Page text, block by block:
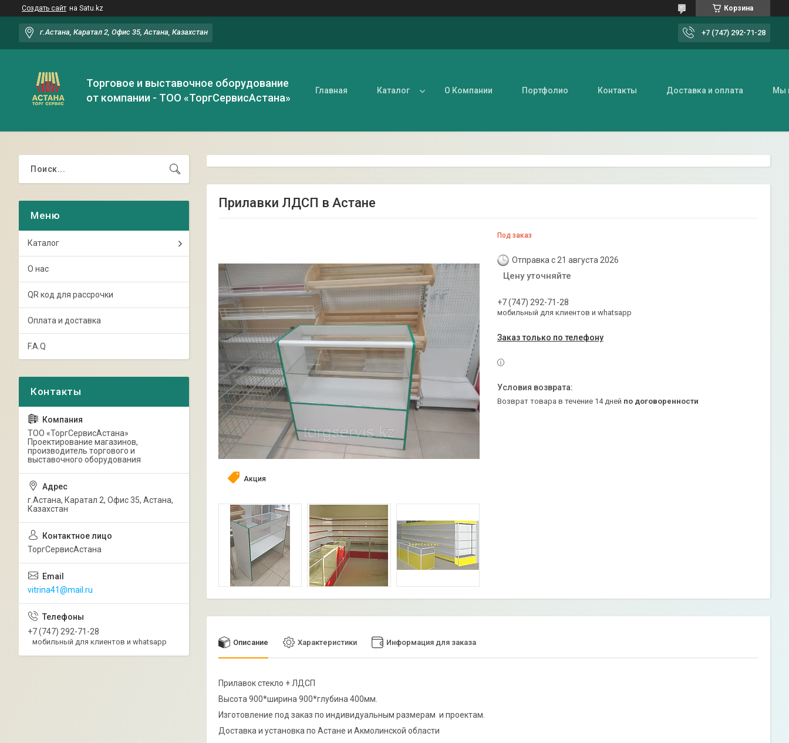
Создать сайт на Satu.kz Корзина
г.Астана, Каратал 2, Офис 35, Астана, Казахстан +7 (747) 292-71-28
Торговое и выставочное оборудование
от компании - ТОО «ТоргСервисАстана»
Главная Каталог О Компании Портфолио Контакты Доставка и оплата Мы
Прилавки ЛДСП в Астане
Акция
Под заказ
Отправка с 21 августа 2026
Цену уточняйте
+7 (747) 292-71-28
мобильный для клиентов и whatsapp
Заказ только по телефону
возврат товара в течение 14 дней по договоренности
Описание Характеристики Информация для заказа
Прилавок стекло + ЛДСП
Высота 900*ширина 900*глубина 400мм.
Изготовление под заказ по индивидуальным размерам и проектам.
Доставка и установка по Астане и Акмолинской области
Каталог
О нас
QR код для рассрочки
Оплата и доставка
F.A.Q
ТОО «ТоргСервисАстана»
Проектирование магазинов,
производитель торгового и
выставочного оборудования
г.Астана, Каратал 2, Офис 35, Астана,
Казахстан
ТоргСервисАстана
vitrina41@mail.ru
+7 (747) 292-71-28
мобильный для клиентов и whatsapp